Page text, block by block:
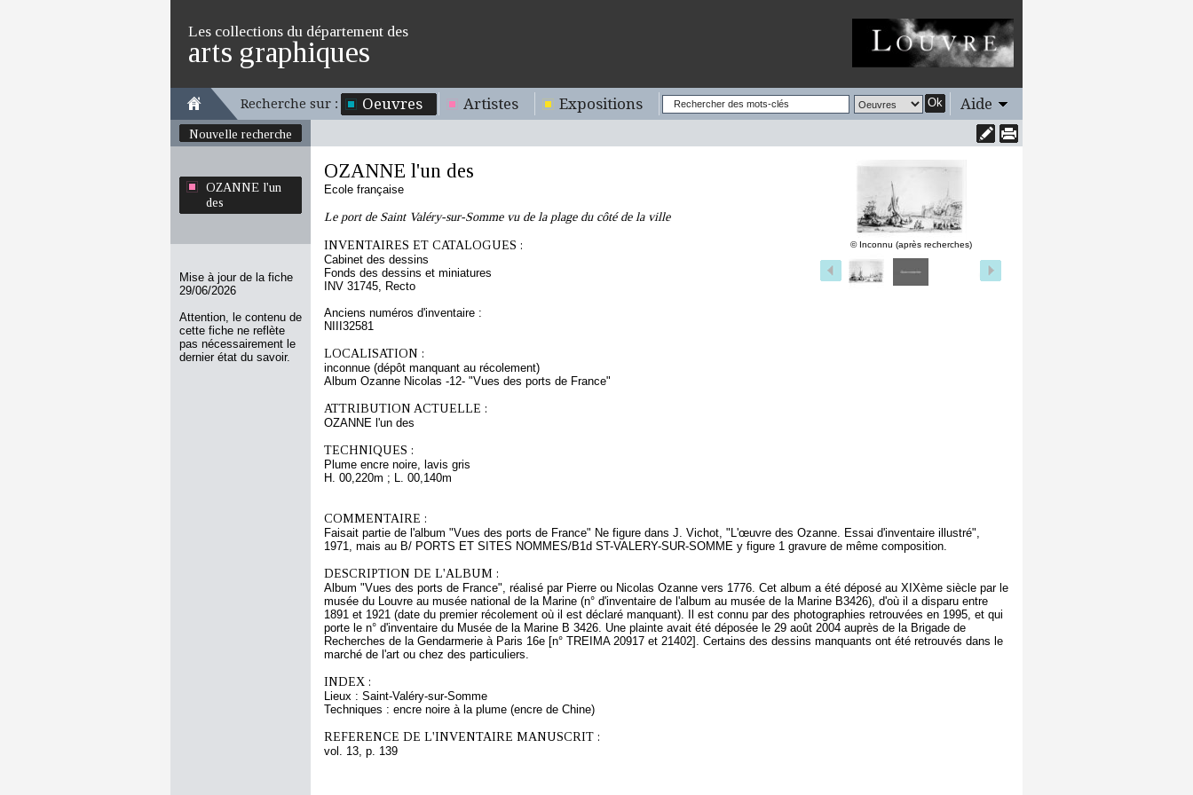
Les collections du département des
arts graphiques
Recherche sur : Oeuvres Artistes Expositions Ok Aide
Nouvelle recherche
OZANNE l'un
des
Mise à jour de la fiche
29/06/2026
Attention, le contenu de
cette fiche ne reflète
pas nécessairement le
dernier état du savoir.
© Inconnu (après recherches)
OZANNE l'un des
Ecole française
Le port de Saint Valéry-sur-Somme vu de la plage du côté de la ville
INVENTAIRES ET CATALOGUES :
Cabinet des dessins
Fonds des dessins et miniatures
INV 31745, Recto
Anciens numéros d'inventaire :
NIII32581
LOCALISATION :
inconnue (dépôt manquant au récolement)
Album Ozanne Nicolas -12- "Vues des ports de France"
ATTRIBUTION ACTUELLE :
OZANNE l'un des
TECHNIQUES :
Plume encre noire, lavis gris
H. 00,220m ; L. 00,140m
COMMENTAIRE :
Faisait partie de l'album "Vues des ports de France" Ne figure dans J. Vichot, "L'œuvre des Ozanne. Essai d'inventaire illustré",
1971, mais au B/ PORTS ET SITES NOMMES/B1d ST-VALERY-SUR-SOMME y figure 1 gravure de même composition.
DESCRIPTION DE L'ALBUM :
Album "Vues des ports de France", réalisé par Pierre ou Nicolas Ozanne vers 1776. Cet album a été déposé au XIXème siècle par le
musée du Louvre au musée national de la Marine (n° d'inventaire de l'album au musée de la Marine B3426), d'où il a disparu entre
1891 et 1921 (date du premier récolement où il est déclaré manquant). Il est connu par des photographies retrouvées en 1995, et qui
porte le n° d'inventaire du Musée de la Marine B 3426. Une plainte avait été déposée le 29 août 2004 auprès de la Brigade de
Recherches de la Gendarmerie à Paris 16e [n° TREIMA 20917 et 21402]. Certains des dessins manquants ont été retrouvés dans le
marché de l'art ou chez des particuliers.
INDEX :
Lieux : Saint-Valéry-sur-Somme
Techniques : encre noire à la plume (encre de Chine)
REFERENCE DE L'INVENTAIRE MANUSCRIT :
vol. 13, p. 139